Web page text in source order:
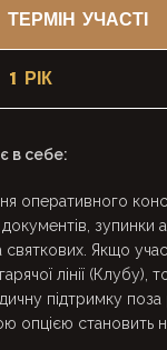
ТЕРМІН УЧАСТІ
1 РІК
в себе:
оперативного
документів,
Якщо
лінії (Клубу),
підтримку поза
опцією становить